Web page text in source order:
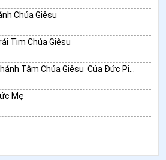
Chúa Giêsu
Tim Chúa Giêsu
Mẹ